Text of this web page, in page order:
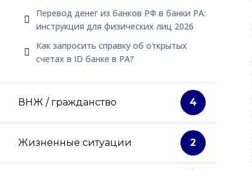
Перевод денег из банков РФ в банки РА:
инструкция для физических лиц 2026
Как запросить справку об открытых
счетах в ID банке в РА?
ВНЖ / гражданство 4
Жизненные ситуации 2